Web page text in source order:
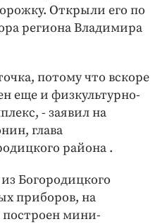
Открыли его по
региона Владимира
потому что вскоре
еще и физкультурно-
- заявил на
глава
района .
Богородицкого
приборов, на
мини-